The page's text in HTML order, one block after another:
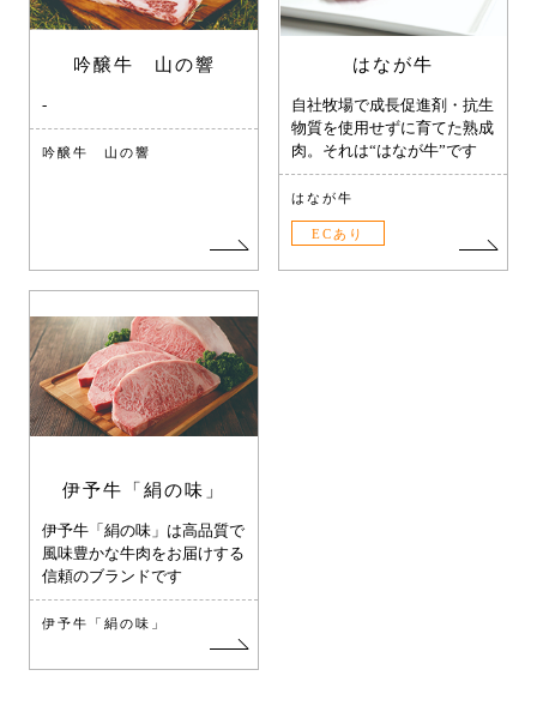
吟醸牛 山の響
-
吟醸牛 山の響
はなが牛
自社牧場で成長促進剤・抗生
物質を使用せずに育てた熟成
肉。それは“はなが牛”です
はなが牛
ECあり
伊予牛「絹の味」
伊予牛「絹の味」は高品質で
風味豊かな牛肉をお届けする
信頼のブランドです
伊予牛「絹の味」